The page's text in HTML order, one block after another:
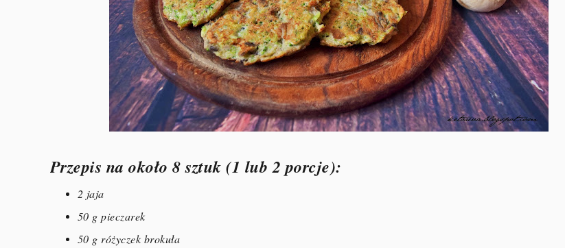
Przepis na około 8 sztuk (1 lub 2 porcje):
2 jaja
50 g pieczarek
50 g różyczek brokuła